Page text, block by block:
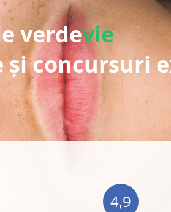
verdevie
concursuri
4,9